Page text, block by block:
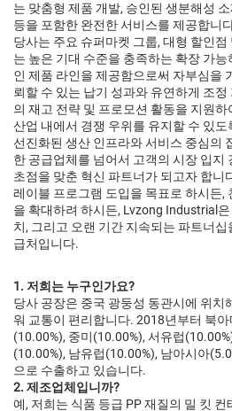
는 맞춤형 제품 개발, 승인된 생분해성
등을 포함한 완전한 서비스를 제공합니
당사는 주요 슈퍼마켓 그룹, 대형 할인
는 높은 기대 수준을 충족하는 확장 가
인 제품 라인을 제공함으로써 자부심을
뢰할 수 있는 납기 성과와 유연하게 조
의 재고 전략 및 프로모션 활동을 지원
산업 내에서 경쟁 우위를 유지할 수 있도
선진화된 생산 인프라와 서비스 중심의
한 공급업체를 넘어서 고객의 시장 입지
초점을 맞춘 혁신 파트너가 되고자 합니
레이블 프로그램 도입을 목표로 하시든,
을 확대하려 하시든, Lvzong Industrial
치, 그리고 오랜 기간 지속되는 파트너
급처입니다.
1. 저희는 누구인가요?
당사 공장은 중국 광둥성 동관시에 위치
워 교통이 편리합니다. 2018년부터 북
(10.00%), 중미(10.00%), 서유럽
(10.00%), 남유럽(10.00%), 남아시아
으로 수출하고 있습니다.
2. 제조업체입니까?
예, 저희는 식품 등급 PP 재질의 밀 킷